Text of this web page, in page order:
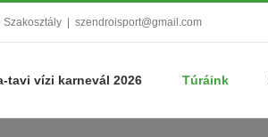
Szakosztály szendroisport@gmail.com
tavi vízi karnevál 2026 Túráink